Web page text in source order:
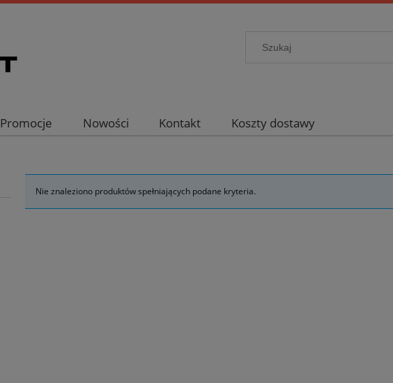
Promocje Nowości Kontakt Koszty dostawy
Nie znaleziono produktów spełniających podane kryteria.